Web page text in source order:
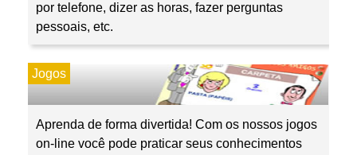
por telefone, dizer as horas, fazer perguntas
pessoais, etc.
Jogos
Aprenda de forma divertida! Com os nossos jogos
on-line você pode praticar seus conhecimentos